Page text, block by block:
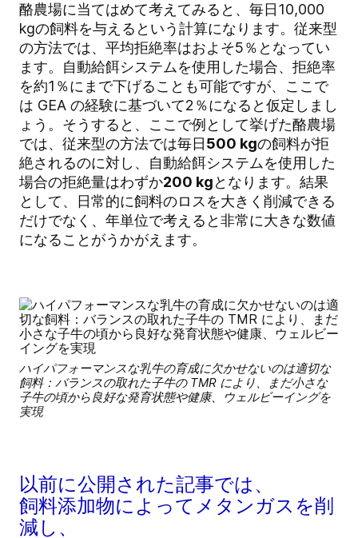
酪農場に当てはめて考えてみると、毎日10,000
kgの飼料を与えるという計算になります。従来型
の方法では、平均拒絶率はおよそ5％となってい
ます。自動給餌システムを使用した場合、拒絶率
を約1％にまで下げることも可能ですが、ここで
は GEA の経験に基づいて2％になると仮定しまし
ょう。そうすると、ここで例として挙げた酪農場
では、従来型の方法では毎日500 kgの飼料が拒
絶されるのに対し、自動給餌システムを使用した
場合の拒絶量はわずか200 kgとなります。結果
として、日常的に飼料のロスを大きく削減できる
だけでなく、年単位で考えると非常に大きな数値
になることがうかがえます。
ハイパフォーマンスな乳牛の育成に欠かせないのは適切な
飼料：バランスの取れた子牛の TMR により、まだ小さな
子牛の頃から良好な発育状態や健康、ウェルビーイングを
実現
以前に公開された記事では、
飼料添加物によってメタンガスを削
減し、